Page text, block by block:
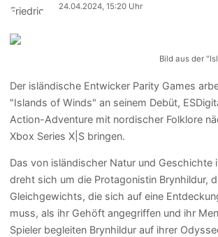
24.04.2024, 15:20 Uhr
Bild aus der
Der isländische Entwicker Parity Games
"Islands of Winds" an seinem Debüt,
Action-Adventure mit nordischer Folklore
Xbox Series X|S bringen.
Das von isländischer Natur und Geschichte
dreht sich um die Protagonistin Brynhildur,
Gleichgewichts, die sich auf eine
muss, als ihr Gehöft angegriffen und ihr
Spieler begleiten Brynhildur auf ihrer